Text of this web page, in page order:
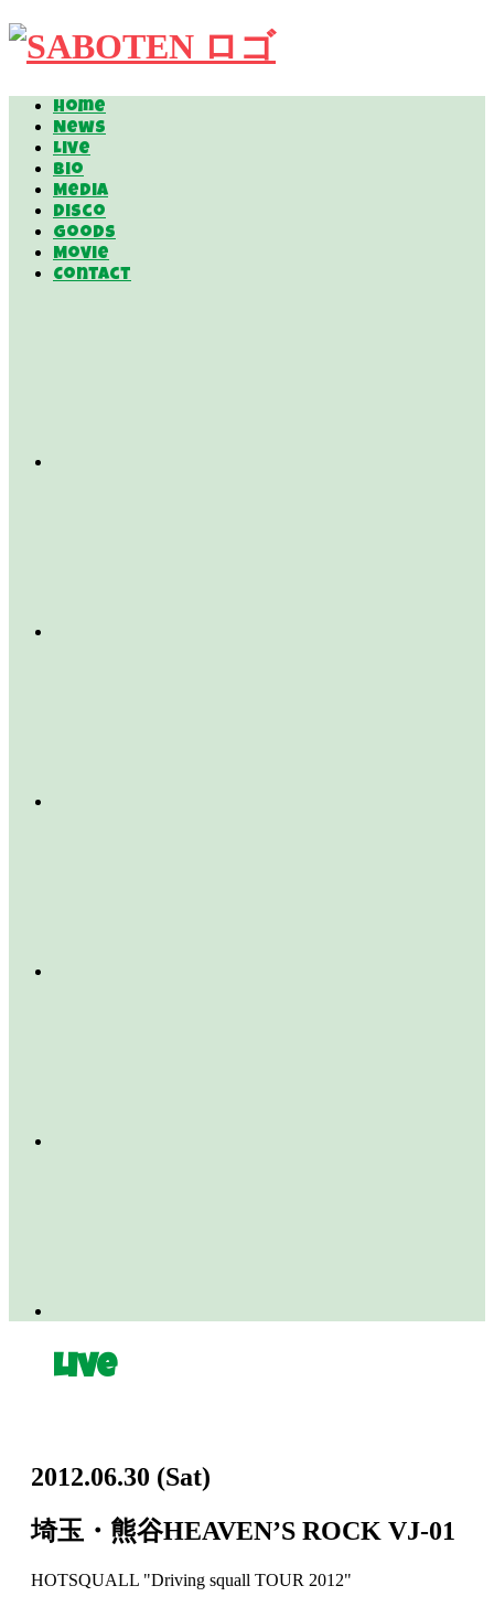
Home
News
Live
Bio
Media
Disco
Goods
Movie
Contact
Live
2012.06.30 (Sat)
埼玉・熊谷HEAVEN’S ROCK VJ-01
HOTSQUALL "Driving squall TOUR 2012"